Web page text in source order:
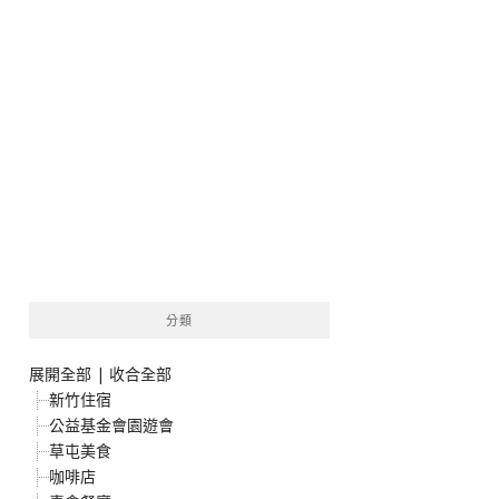
分類
展開全部 | 收合全部
新竹住宿
公益基金會園遊會
草屯美食
咖啡店